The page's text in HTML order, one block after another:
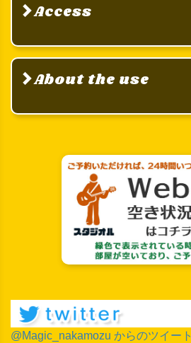
Access
About the use
@Magic_nakamozu からのツイート